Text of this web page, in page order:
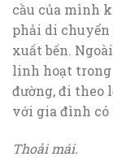
cầu của mình
phải di chuyển
xuất bến.
linh hoạt trong
đường, đi theo
với gia đình có
Thoải mái.